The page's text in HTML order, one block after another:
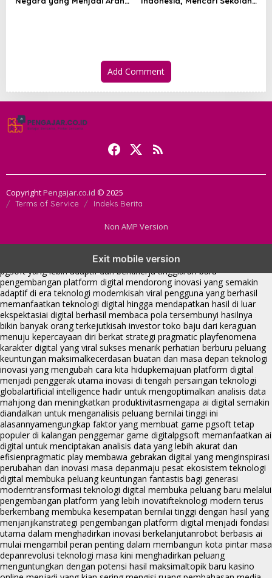
Add Comment
CopyrightPengajar.co.id © 2025
Terms of Service Indeks Berita
Non AMP Version
Exit mobile version
menghadirkan inovasi berkualitasai digital menjadi kunci analisis data
pgsoft yang lebih adaptif dan berkinerja tinggiarah baru
pengembangan platform digital mendorong inovasi yang semakin
adaptif di era teknologi modernkisah viral pengguna yang berhasil
memanfaatkan teknologi digital hingga mendapatkan hasil di luar
ekspektasiai digital berhasil membaca pola tersembunyi hasilnya
bikin banyak orang terkejutkisah investor toko baju dari keraguan
menuju kepercayaan diri berkat strategi pragmatic playfenomena
karakter digital yang viral sukses menarik perhatian berburu peluang
keuntungan maksimalkecerdasan buatan dan masa depan teknologi
inovasi yang mengubah cara kita hidupkemajuan platform digital
menjadi penggerak utama inovasi di tengah persaingan teknologi
globalartificial intelligence hadir untuk mengoptimalkan analisis data
mahjong dan meningkatkan produktivitasmengapa ai digital semakin
diandalkan untuk menganalisis peluang bernilai tinggi ini
alasannyamengungkap faktor yang membuat game pgsoft tetap
populer di kalangan penggemar game digitalpgsoft memanfaatkan ai
digital untuk menciptakan analisis data yang lebih akurat dan
efisienpragmatic play membawa gebrakan digital yang menginspirasi
perubahan dan inovasi masa depanmaju pesat ekosistem teknologi
digital membuka peluang keuntungan fantastis bagi generasi
moderntransformasi teknologi digital membuka peluang baru melalui
pengembangan platform yang lebih inovatifteknologi modern terus
berkembang membuka kesempatan bernilai tinggi dengan hasil yang
menjanjikanstrategi pengembangan platform digital menjadi fondasi
utama dalam menghadirkan inovasi berkelanjutanrobot berbasis ai
mulai mengambil peran penting dalam membangun kota pintar masa
depanrevolusi teknologi masa kini menghadirkan peluang
menguntungkan dengan potensi hasil maksimaltopik baru kasino